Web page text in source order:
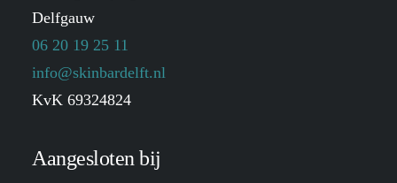
Delfgauw
06 20 19 25 11
info@skinbardelft.nl
KvK 69324824
Aangesloten bij